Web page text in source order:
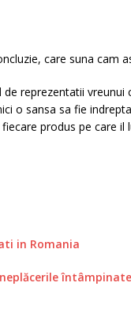
care suna cam
reprezentatii vreunui
o sansa sa fie
produs pe care
in Romania